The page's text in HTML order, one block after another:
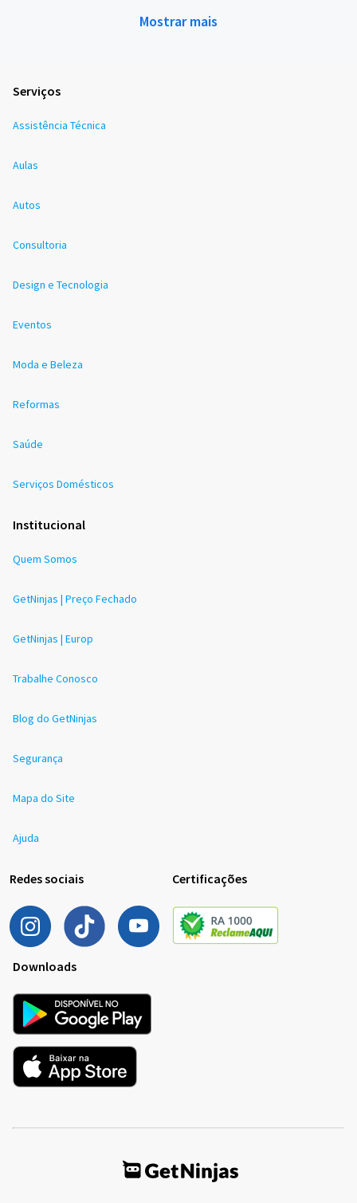
Mostrar mais
Serviços
Assistência Técnica
Aulas
Autos
Consultoria
Design e Tecnologia
Eventos
Moda e Beleza
Reformas
Saúde
Serviços Domésticos
Institucional
Quem Somos
GetNinjas | Preço Fechado
GetNinjas | Europ
Trabalhe Conosco
Blog do GetNinjas
Segurança
Mapa do Site
Ajuda
Redes sociais Certificações
Downloads